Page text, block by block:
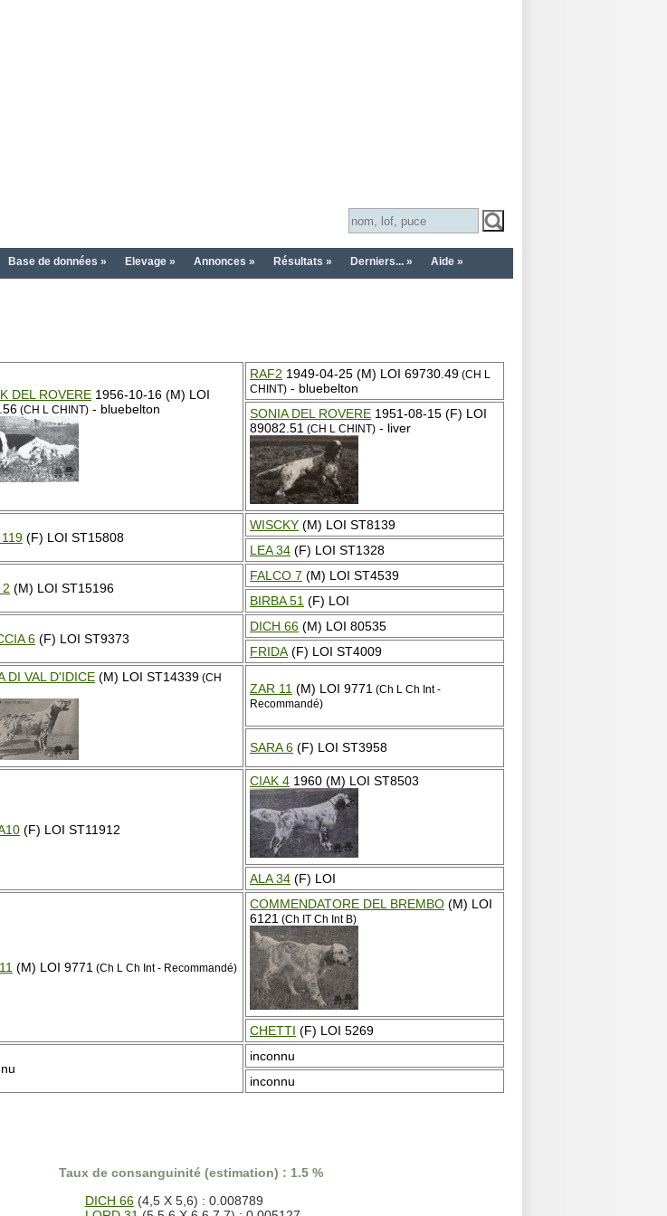
Base de données » Elevage » Annonces » Résultats » Derniers... » Aide »
DEL ROVERE 1956-10-16 (M) LOI
(CH L CHINT) - bluebelton
RAF2 1949-04-25 (M) LOI 69730.49 (CH L
CHINT) - bluebelton
SONIA DEL ROVERE 1951-08-15 (F) LOI
89082.51 (CH L CHINT) - liver
119 (F) LOI ST15808
WISCKY (M) LOI ST8139
LEA 34 (F) LOI ST1328
2 (M) LOI ST15196
FALCO 7 (M) LOI ST4539
BIRBA 51 (F) LOI
6 (F) LOI ST9373
DICH 66 (M) LOI 80535
FRIDA (F) LOI ST4009
DI VAL D'IDICE (M) LOI ST14339 (CH
ZAR 11 (M) LOI 9771 (Ch L Ch Int -
Recommandé)
SARA 6 (F) LOI ST3958
(F) LOI ST11912
CIAK 4 1960 (M) LOI ST8503
ALA 34 (F) LOI
(M) LOI 9771 (Ch L Ch Int - Recommandé)
COMMENDATORE DEL BREMBO (M) LOI
6121 (Ch IT Ch Int B)
CHETTI (F) LOI 5269
inconnu
inconnu
Taux de consanguinité (estimation) : 1.5 %
DICH 66(4,5 X 5,6) : 0.008789